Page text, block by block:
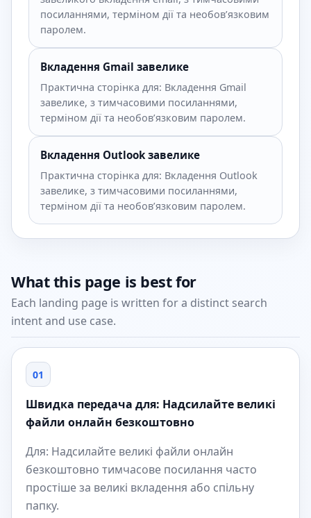
посиланнями, терміном дії та необов’язковим
паролем.
Вкладення Gmail завелике
Практична сторінка для: Вкладення Gmail
завелике, з тимчасовими посиланнями,
терміном дії та необов’язковим паролем.
Вкладення Outlook завелике
Практична сторінка для: Вкладення Outlook
завелике, з тимчасовими посиланнями,
терміном дії та необов’язковим паролем.
What this page is best for
Each landing page is written for a distinct search
intent and use case.
01
Швидка передача для: Надсилайте великі
файли онлайн безкоштовно
Для: Надсилайте великі файли онлайн
безкоштовно тимчасове посилання часто
простіше за великі вкладення або спільну
папку.